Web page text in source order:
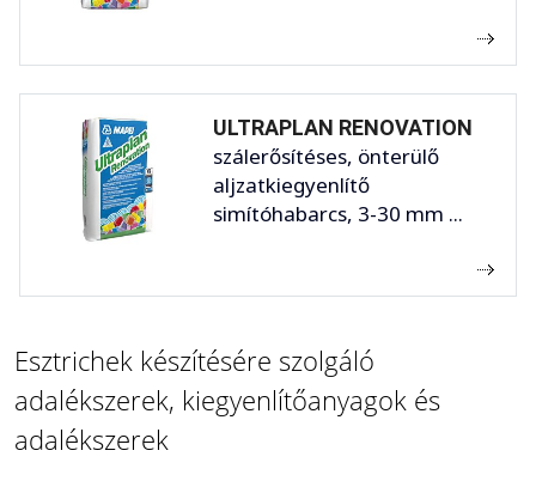
ULTRAPLAN RENOVATION
szálerősítéses, önterülő
aljzatkiegyenlítő
simítóhabarcs, 3-30 mm ...
Esztrichek készítésére szolgáló
adalékszerek, kiegyenlítőanyagok és
adalékszerek